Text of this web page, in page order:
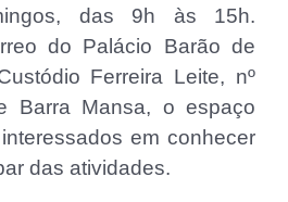
das 9h às 15h.
do Palácio Barão de
Ferreira Leite, nº
Barra Mansa, o espaço
em conhecer
das atividades.